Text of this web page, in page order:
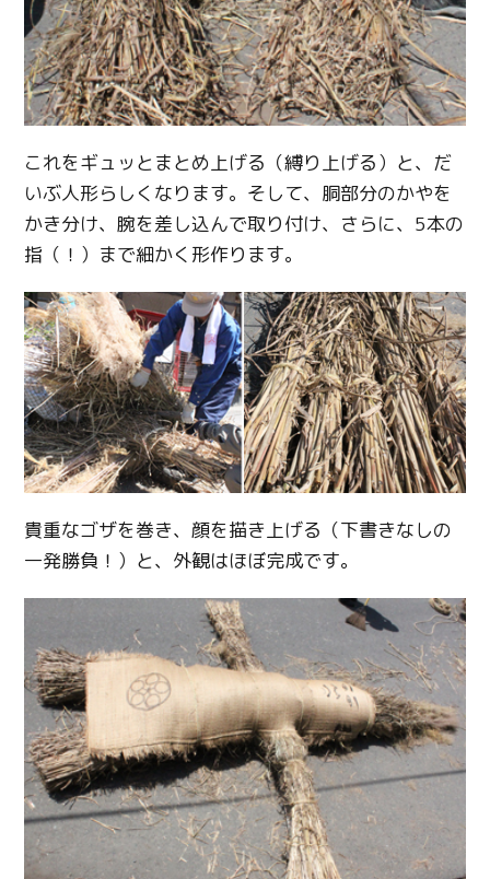
これをギュッとまとめ上げる（縛り上げる）と、だ
いぶ人形らしくなります。そして、胴部分のかやを
かき分け、腕を差し込んで取り付け、さらに、5本の
指（！）まで細かく形作ります。
貴重なゴザを巻き、顔を描き上げる（下書きなしの
一発勝負！）と、外観はほぼ完成です。